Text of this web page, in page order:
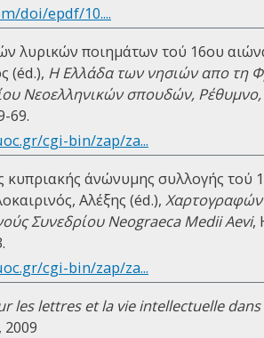
doi/epdf/10....
λυρικών ποιημάτων τού 16ου
(éd.), Η Ελλάδα των νησιών απο τη
Νεοελληνικών σπουδών,
69.
cgi-bin/zap/za...
κυπριακής άνώνυμης συλλογής τού
Αλέξης (éd.),
Συνεδρίου Neograeca Medii Aevi,
cgi-bin/zap/za...
les lettres et la vie intellectuelle